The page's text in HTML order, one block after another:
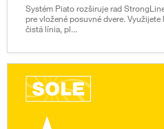
Systém Piato rozširuje rad
pre vložené posuvné dvere.
čistá línia, pl...